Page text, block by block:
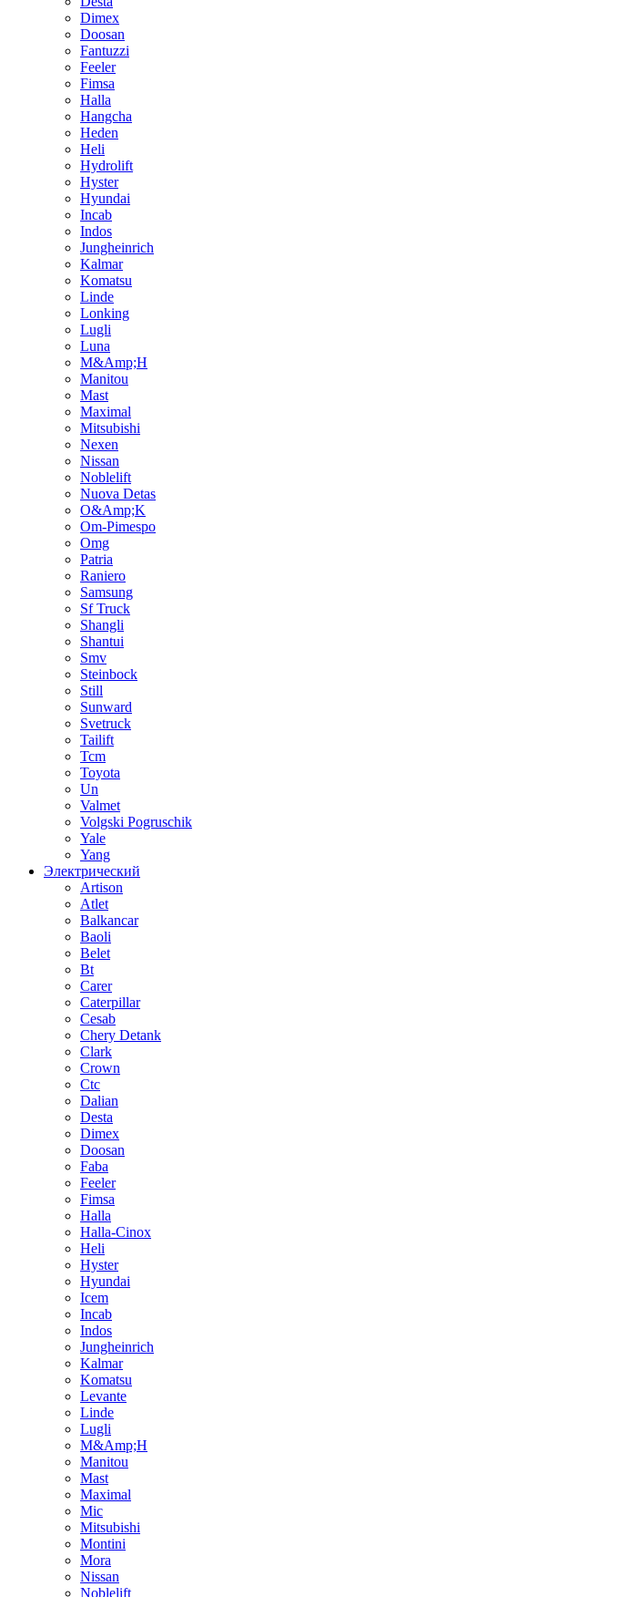
Dimex
Doosan
Fantuzzi
Feeler
Fimsa
Halla
Hangcha
Heden
Heli
Hydrolift
Hyster
Hyundai
Incab
Indos
Jungheinrich
Kalmar
Komatsu
Linde
Lonking
Lugli
Luna
M&Amp;H
Manitou
Mast
Maximal
Mitsubishi
Nexen
Nissan
Noblelift
Nuova Detas
O&Amp;K
Om-Pimespo
Omg
Patria
Raniero
Samsung
Sf Truck
Shangli
Shantui
Smv
Steinbock
Still
Sunward
Svetruck
Tailift
Tcm
Toyota
Un
Valmet
Volgski Pogruschik
Yale
Yang
Электрический
Artison
Atlet
Balkancar
Baoli
Belet
Bt
Carer
Caterpillar
Cesab
Chery Detank
Clark
Crown
Ctc
Dalian
Desta
Dimex
Doosan
Faba
Feeler
Fimsa
Halla
Halla-Cinox
Heli
Hyster
Hyundai
Icem
Incab
Indos
Jungheinrich
Kalmar
Komatsu
Levante
Linde
Lugli
M&Amp;H
Manitou
Mast
Maximal
Mic
Mitsubishi
Montini
Mora
Nissan
Noblelift